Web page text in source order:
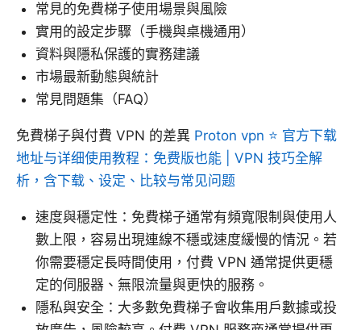
常見的免費梯子使用場景與風險
實用的設定步驟（手機與桌機通用）
資料與隱私保護的實務建議
市場最新動態與統計
常見問題集（FAQ）
免費梯子與付費 VPN 的差異 Proton vpn ⭐ 官方下载
地址与详细使用教程：免费版也能 | VPN 技巧全解
析，含下载、设定、比较与常见问题
速度與穩定性：免費梯子通常有頻寬限制與使用人
數上限，容易出現連線不穩或速度緩慢的情況。若
你需要穩定長時間使用，付費 VPN 通常提供更穩
定的伺服器、無限流量與更快的服務。
隱私與安全：大多數免費梯子會收集用戶數據或投